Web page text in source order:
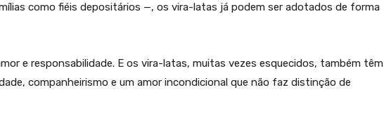
como fiéis depositários —, os vira-latas já podem ser adotados de forma
e responsabilidade. E os vira-latas, muitas vezes esquecidos, também têm
companheirismo e um amor incondicional que não faz distinção de